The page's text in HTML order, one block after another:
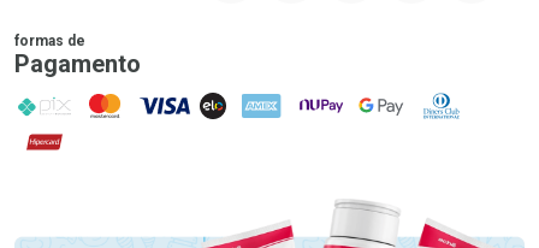
formas de
Pagamento
PIX MasterCard
VISA ELO AMEX NuPay Google PayDiners Club
Hipercard
Promoção em Destaque